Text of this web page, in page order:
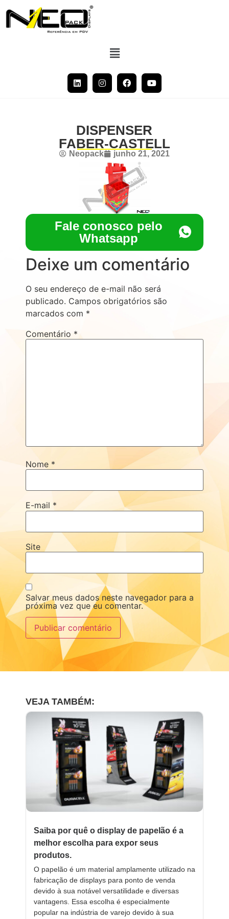
DISPENSER
FABER-CASTELL
Neopack junho 21, 2021
Fale conosco pelo
Whatsapp
Deixe um comentário
O seu endereço de e-mail não será
publicado. Campos obrigatórios são
marcados com *
Comentário *
Nome *
E-mail *
Site
Salvar meus dados neste navegador para a
próxima vez que eu comentar.
VEJA TAMBÉM:
Saiba por quê o display de papelão é a
melhor escolha para expor seus
produtos.
O papelão é um material amplamente utilizado na
fabricação de displays para ponto de venda
devido à sua notável versatilidade e diversas
vantagens. Essa escolha é especialmente
popular na indústria de varejo devido à sua